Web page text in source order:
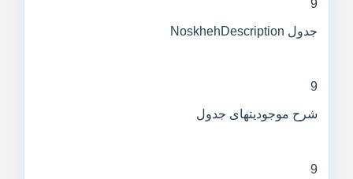
9
جدول NoskhehDescription
9
شرح موجودیتهای جدول
9